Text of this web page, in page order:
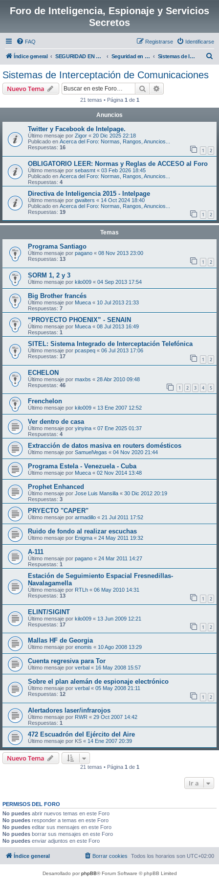
Foro de Inteligencia, Espionaje y Servicios
Secretos
FAQ Identificarse
Registrarse
Índice general SEGURIDAD EN LAS TIC, RECURSOS DE INTELIGENCIA E INFRAESTRUCTURAS CRÍTICAS Seguridad en las TIC Sistemas de Interceptación de Comunicaciones
Sistemas de Interceptación de Comunicaciones
Nuevo Tema Buscar
21 temas • Página 1 de 1
Anuncios
Twitter y Facebook de Intelpage.
Último mensaje por Zigor « 20 Dic 2025 22:18
Publicado en Acerca del Foro: Normas, Rangos, Anuncios...
Respuestas: 16 1 2
OBLIGATORIO LEER: Normas y Reglas de ACCESO al Foro
Último mensaje por sebasmt « 03 Feb 2026 18:45
Publicado en Acerca del Foro: Normas, Rangos, Anuncios...
Respuestas: 4
Directiva de Inteligencia 2015 - Intelpage
Último mensaje por gwalters « 14 Oct 2024 18:40
Publicado en Acerca del Foro: Normas, Rangos, Anuncios...
Respuestas: 19 1 2
Temas
Programa Santiago
Último mensaje por pagano « 08 Nov 2013 23:00
Respuestas: 13 1 2
SORM 1, 2 y 3
Último mensaje por kilo009 « 04 Sep 2013 17:54
Big Brother francés
Último mensaje por Mueca « 10 Jul 2013 21:33
Respuestas: 7
“PROYECTO PHOENIX” - SENAIN
Último mensaje por Mueca « 08 Jul 2013 16:49
Respuestas: 1
SITEL: Sistema Integrado de Interceptación Telefónica
Último mensaje por pcaspeq « 06 Jul 2013 17:06
Respuestas: 17 1 2
ECHELON
Último mensaje por maxbs « 28 Abr 2010 09:48
Respuestas: 46 1 2 3 4 5
Frenchelon
Último mensaje por kilo009 « 13 Ene 2007 12:52
Ver dentro de casa
Último mensaje por yinyina « 07 Ene 2025 01:37
Respuestas: 4
Extracción de datos masiva en routers domésticos
Último mensaje por SamuelVegas « 04 Nov 2020 21:44
Programa Estela - Venezuela - Cuba
Último mensaje por Mueca « 02 Nov 2014 13:48
Prophet Enhanced
Último mensaje por Jose Luis Mansilla « 30 Dic 2012 20:19
Respuestas: 3
PRYECTO "CAPER"
Último mensaje por armadillo « 21 Jul 2011 17:52
Ruido de fondo al realizar escuchas
Último mensaje por Enigma « 24 May 2011 19:32
A-111
Último mensaje por pagano « 24 Mar 2011 14:27
Respuestas: 1
Estación de Seguimiento Espacial Fresnedillas-
Navalagamella
Último mensaje por RTLh « 06 May 2010 14:31
Respuestas: 13 1 2
ELINT/SIGINT
Último mensaje por kilo009 « 13 Jun 2009 12:21
Respuestas: 17 1 2
Mallas HF de Georgia
Último mensaje por enomis « 10 Ago 2008 13:29
Cuenta regresiva para Tor
Último mensaje por verbal « 16 May 2008 15:57
Sobre el plan alemán de espionaje electrónico
Último mensaje por verbal « 05 May 2008 21:11
Respuestas: 12 1 2
Alertadores laser/infrarojos
Último mensaje por RWR « 29 Oct 2007 14:42
Respuestas: 1
472 Escuadrón del Ejército del Aire
Último mensaje por KS « 14 Ene 2007 20:39
Nuevo Tema
21 temas • Página 1 de 1
Ir a
PERMISOS DEL FORO
No puedes abrir nuevos temas en este Foro
No puedes responder a temas en este Foro
No puedes editar sus mensajes en este Foro
No puedes borrar sus mensajes en este Foro
No puedes enviar adjuntos en este Foro
Índice general Todos los horarios son UTC+02:00
Borrar cookies
Desarrollado porphpBB® Forum Software © phpBB Limited